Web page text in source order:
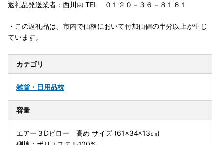
返礼品発送業者：西川㈱ TEL ０１２０－３６－８１６１
・この返礼品は、市内で価格において付加価値の半分以上が生じ
ています。
カテゴリ
雑貨・日用品枕
容量
エアー３Dピロー 高め サイズ (61×34×13㎝)